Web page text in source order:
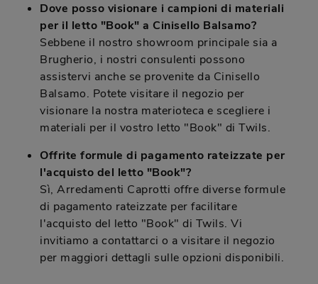
Dove posso visionare i campioni di materiali
per il letto "Book" a Cinisello Balsamo?
Sebbene il nostro showroom principale sia a
Brugherio, i nostri consulenti possono
assistervi anche se provenite da Cinisello
Balsamo. Potete visitare il negozio per
visionare la nostra materioteca e scegliere i
materiali per il vostro letto "Book" di Twils.
Offrite formule di pagamento rateizzate per
l'acquisto del letto "Book"?
Sì, Arredamenti Caprotti offre diverse formule
di pagamento rateizzate per facilitare
l'acquisto del letto "Book" di Twils. Vi
invitiamo a contattarci o a visitare il negozio
per maggiori dettagli sulle opzioni disponibili.